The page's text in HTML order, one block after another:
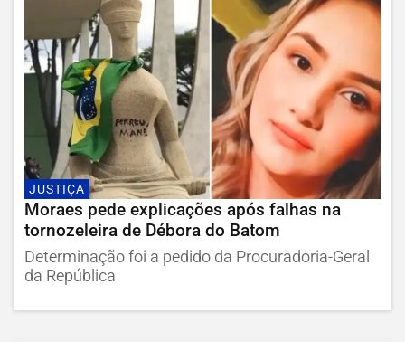
JUSTIÇA
Moraes pede explicações após falhas na
tornozeleira de Débora do Batom
Determinação foi a pedido da Procuradoria-Geral
da República